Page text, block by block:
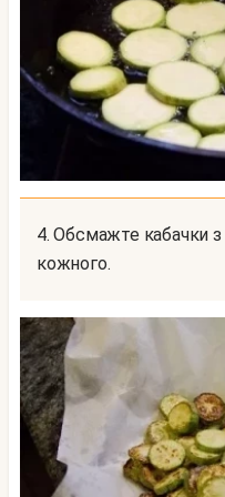
4. Обсмажте кабачки з двох сторін по 2-3 хвилини з
кожного.